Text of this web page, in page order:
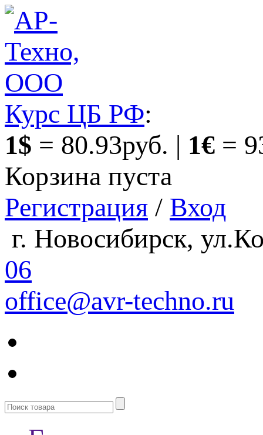
Курс ЦБ РФ:
1$ = 80.93руб. | 1€ =
Корзина пуста
Регистрация / Вход
г. Новосибирск,
06
office@avr-techno.ru